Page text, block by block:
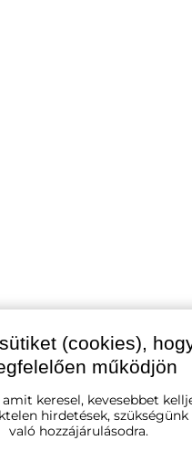
rózsaszín, zöld, sárga
(cookies),
működjön
keresel, kevesebbet
hirdetések,
való hozzájárulásodra.